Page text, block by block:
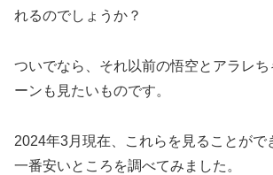
れるのでしょうか？
ついでなら、それ以前の悟空とアラレ
ーンも見たいものです。
2024年3月現在、これらを見ることがで
一番安いところを調べてみました。